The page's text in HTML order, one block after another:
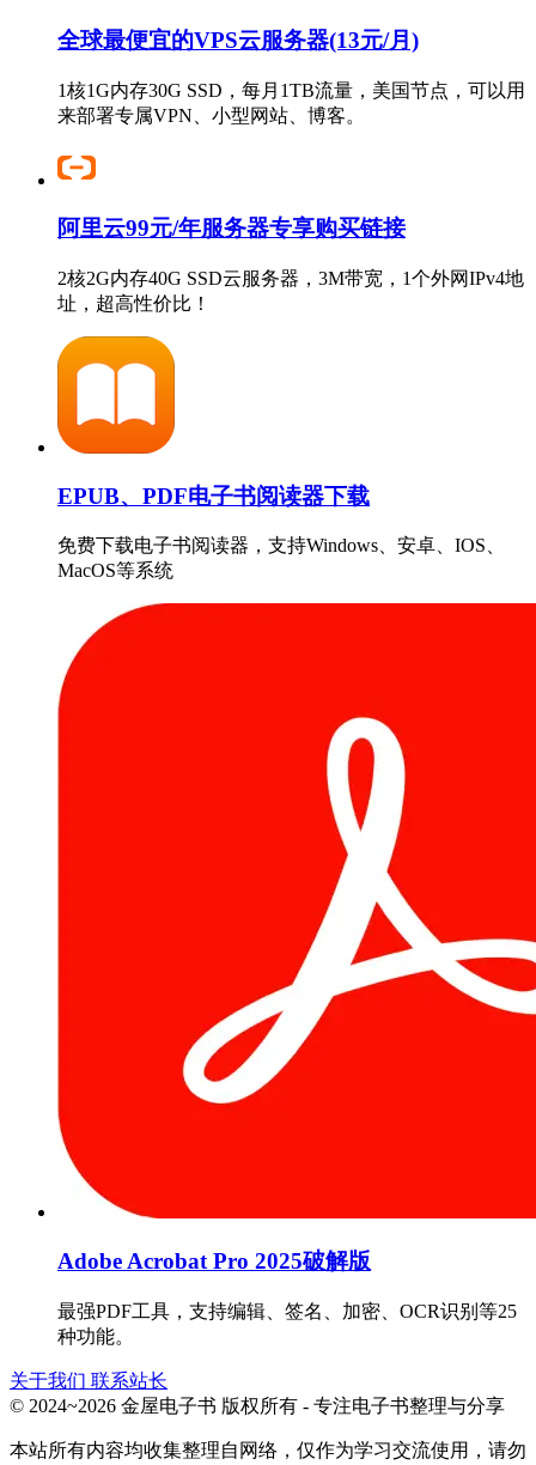
全球最便宜的VPS云服务器(13元/月)
1核1G内存30G SSD，每月1TB流量，美国节点，可以用
来部署专属VPN、小型网站、博客。
阿里云99元/年服务器专享购买链接
2核2G内存40G SSD云服务器，3M带宽，1个外网IPv4地
址，超高性价比！
EPUB、PDF电子书阅读器下载
免费下载电子书阅读器，支持Windows、安卓、IOS、
MacOS等系统
Adobe Acrobat Pro 2025破解版
最强PDF工具，支持编辑、签名、加密、OCR识别等25
种功能。
关于我们 联系站长
© 2024~2026 金屋电子书 版权所有 - 专注电子书整理与分享
本站所有内容均收集整理自网络，仅作为学习交流使用，请勿